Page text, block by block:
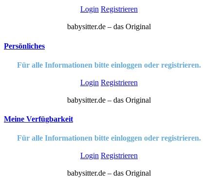
Login Registrieren
babysitter.de – das Original
Persönliches
Für alle Informationen bitte einloggen oder registrieren.
Login Registrieren
babysitter.de – das Original
Meine Verfügbarkeit
Für alle Informationen bitte einloggen oder registrieren.
Login Registrieren
babysitter.de – das Original